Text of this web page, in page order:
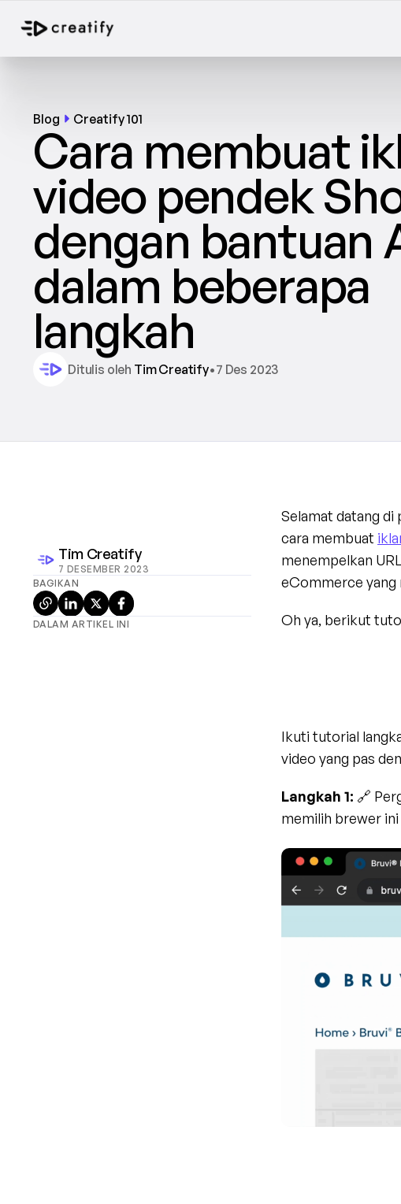
Blog Creatify 101
Cara membuat
video pendek
dengan bantuan
dalam beberapa
langkah
Ditulis oleh Tim Creatify•7 Des 2023
Tim Creatify
7 DESEMBER 2023
BAGIKAN
DALAM ARTIKEL INI
Selamat datang di
cara membuat
menempelkan
eCommerce yang
Oh ya, berikut
Ikuti tutorial
video yang pas
Langkah 1: 🔗
memilih brewer